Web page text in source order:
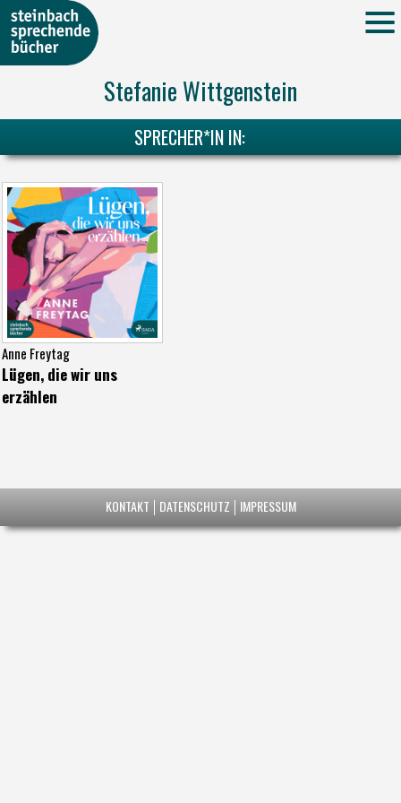
Stefanie Wittgenstein
SPRECHER*IN IN:
Anne Freytag
Lügen, die wir uns
erzählen
KONTAKT DATENSCHUTZ IMPRESSUM